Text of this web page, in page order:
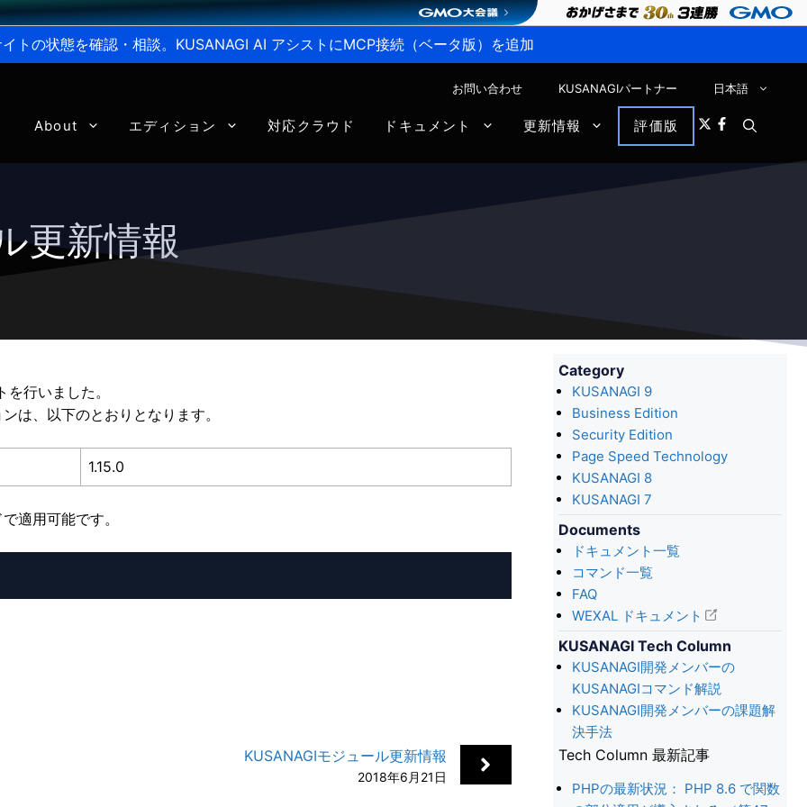
トの状態を確認・相談。KUSANAGI AI アシストにMCP接続（ベータ版）を追加
お問い合わせ KUSANAGIパートナー 日本語
About エディション 対応クラウド ドキュメント 更新情報 評価版
更新情報
行いました。
は、以下のとおりとなります。
1.15.0
適用可能です。
KUSANAGIモジュール更新情報
2018年6月21日
Category
KUSANAGI 9
Business Edition
Security Edition
Page Speed Technology
KUSANAGI 8
KUSANAGI 7
Documents
ドキュメント一覧
コマンド一覧
FAQ
WEXAL ドキュメント
KUSANAGI Tech Column
KUSANAGI開発メンバーの
KUSANAGIコマンド解説
KUSANAGI開発メンバーの課題解
決手法
Tech Column 最新記事
PHPの最新状況： PHP 8.6 で関数